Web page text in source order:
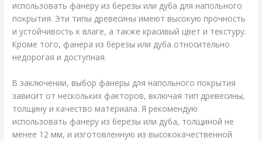
использовать фанеру из березы или дуба для напольного
покрытия. Эти типы древесины имеют высокую прочность
и устойчивость к влаге, а также красивый цвет и текстуру.
Кроме того, фанера из березы или дуба относительно
недорогая и доступная.
В заключении, выбор фанеры для напольного покрытия
зависит от нескольких факторов, включая тип древесины,
толщину и качество материала. Я рекомендую
использовать фанеру из березы или дуба, толщиной не
менее 12 мм, и изготовленную из высококачественной